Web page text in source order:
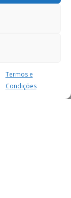
Termos e
Condições